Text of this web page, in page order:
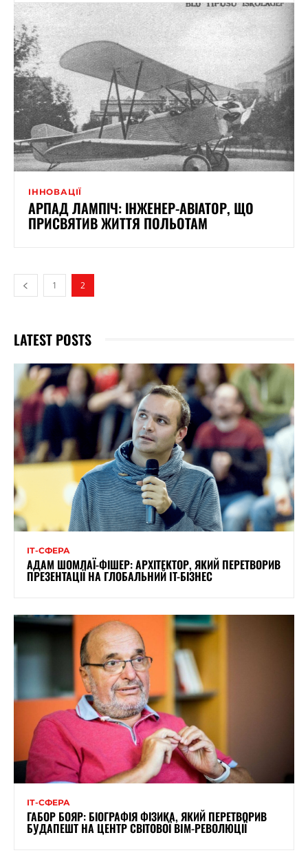
ІННОВАЦІЇ
АРПАД ЛАМПІЧ: ІНЖЕНЕР-АВІАТОР, ЩО
ПРИСВЯТИВ ЖИТТЯ ПОЛЬОТАМ
1 2
LATEST POSTS
ІТ-СФЕРА
АДАМ ШОМЛАЇ-ФІШЕР: АРХІТЕКТОР, ЯКИЙ ПЕРЕТВОРИВ
ПРЕЗЕНТАЦІЇ НА ГЛОБАЛЬНИЙ IT-БІЗНЕС
ІТ-СФЕРА
ГАБОР БОЯР: БІОГРАФІЯ ФІЗИКА, ЯКИЙ ПЕРЕТВОРИВ
БУДАПЕШТ НА ЦЕНТР СВІТОВОЇ BIM-РЕВОЛЮЦІЇ